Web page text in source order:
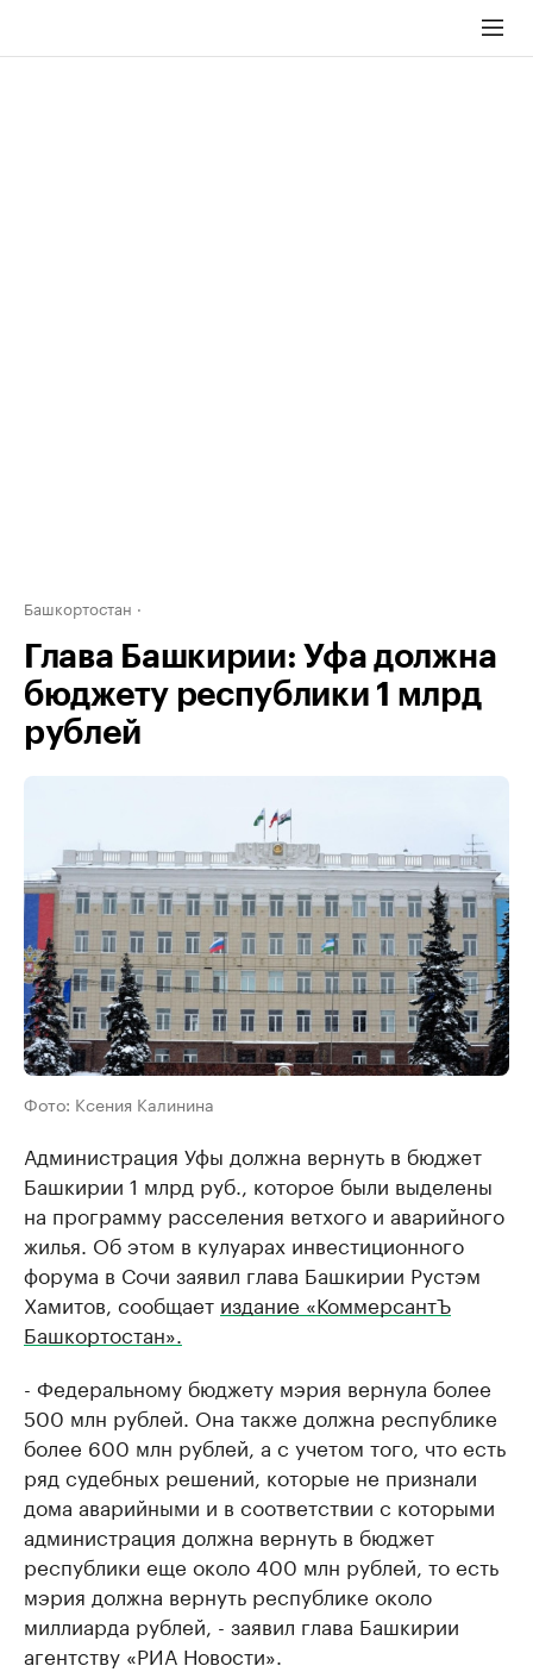
Башкортостан
Глава Башкирии: Уфа должна
бюджету республики 1 млрд
рублей
Фото: Ксения Калинина
Администрация Уфы должна вернуть в бюджет
Башкирии 1 млрд руб., которое были выделены
на программу расселения ветхого и аварийного
жилья. Об этом в кулуарах инвестиционного
форума в Сочи заявил глава Башкирии Рустэм
Хамитов, сообщает издание «КоммерсантЪ
Башкортостан».
- Федеральному бюджету мэрия вернула более
500 млн рублей. Она также должна республике
более 600 млн рублей, а с учетом того, что есть
ряд судебных решений, которые не признали
дома аварийными и в соответствии с которыми
администрация должна вернуть в бюджет
республики еще около 400 млн рублей, то есть
мэрия должна вернуть республике около
миллиарда рублей, - заявил глава Башкирии
агентству «РИА Новости».